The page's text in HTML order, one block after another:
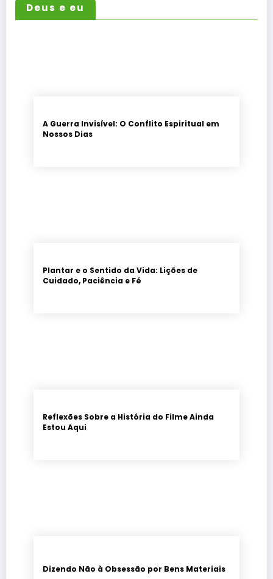
Deus e eu
A Guerra Invisível: O Conflito Espiritual em
Nossos Dias
Plantar e o Sentido da Vida: Lições de
Cuidado, Paciência e Fé
Reflexões Sobre a História do Filme Ainda
Estou Aqui
Dizendo Não à Obsessão por Bens Materiais